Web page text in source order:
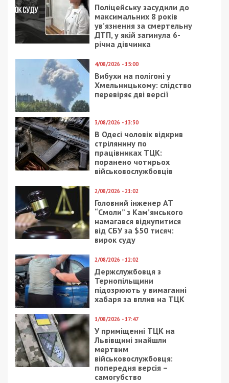
Поліцейську засудили до
максимальних 8 років
ув’язнення за смертельну
ДТП, у якій загинула 6-
річна дівчинка
4/08/2026 - 15:00
Вибухи на полігоні у
Хмельницькому: слідство
перевіряє дві версії
3/08/2026 - 13:30
В Одесі чоловік відкрив
стрілянину по
працівниках ТЦК:
поранено чотирьох
військовослужбовців
2/08/2026 - 21:02
Головний інженер АТ
“Смоли” з Кам’янського
намагався відкупитися
від СБУ за $50 тисяч:
вирок суду
2/08/2026 - 12:02
Держслужбовця з
Тернопільщини
підозрюють у вимаганні
хабаря за вплив на ТЦК
1/08/2026 - 17:47
У приміщенні ТЦК на
Львівщині знайшли
мертвим
військовослужбовця:
попередня версія –
самогубство